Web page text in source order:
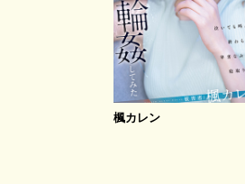
楓カレン